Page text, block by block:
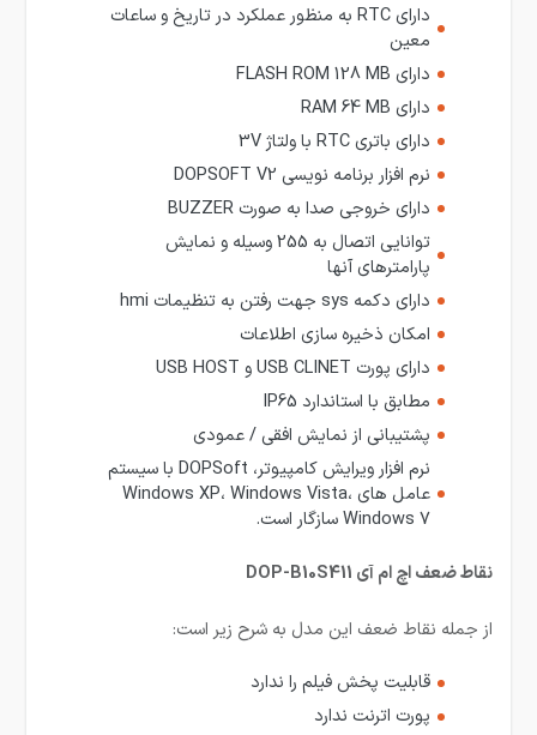
دارای RTC به منظور عملکرد در تاریخ و ساعات
معین
دارای FLASH ROM 128 MB
دارای RAM 64 MB
دارای باتری RTC با ولتاژ 3V
نرم افزار برنامه نویسی DOPSOFT V2
دارای خروجی صدا به صورت BUZZER
توانایی اتصال به 255 وسیله و نمایش
پارامترهای آنها
دارای دکمه sys جهت رفتن به تنظیمات hmi
امکان ذخیره سازی اطلاعات
دارای پورت USB CLINET و USB HOST
مطابق با استاندارد IP65
پشتیبانی از نمایش افقی / عمودی
نرم افزار ویرایش کامپیوتر، DOPSoft با سیستم
عامل های Windows XP، Windows Vista،
Windows 7 سازگار است.
نقاط ضعف اچ ام آی DOP-B10S411
از جمله نقاط ضعف این مدل به شرح زیر است:
قابلیت پخش فیلم را ندارد
پورت اترنت ندارد